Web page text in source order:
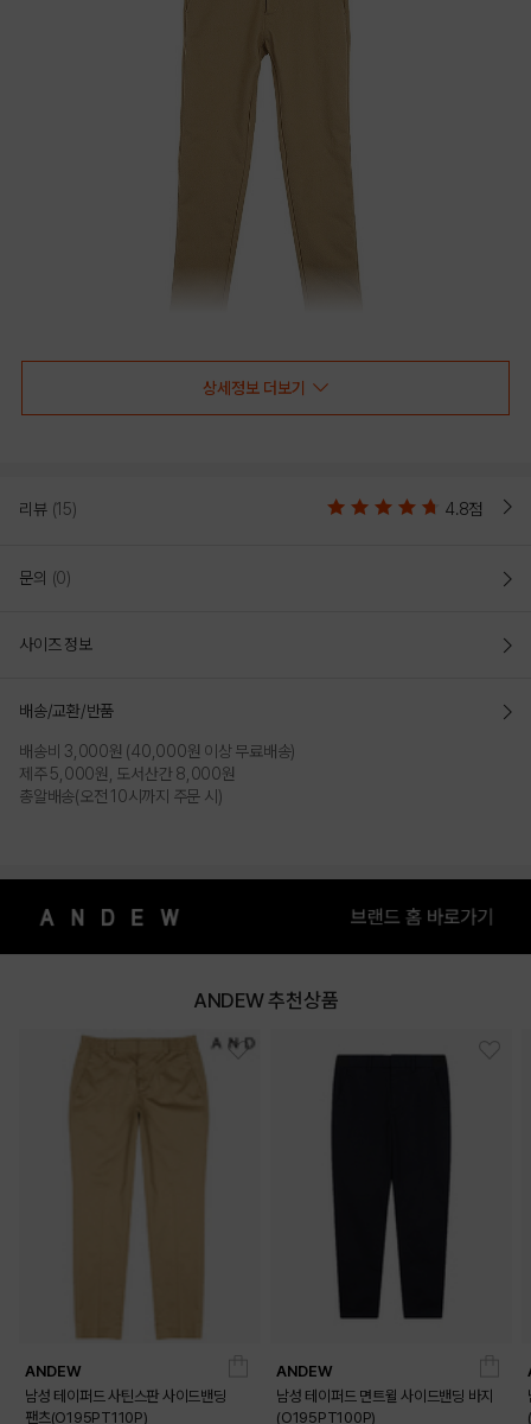
상세정보 더보기
리뷰 (15) 4.8점
문의 (0)
사이즈 정보
배송/교환/반품
배송비 3,000원 (40,000원 이상 무료배송)
제주 5,000원, 도서산간 8,000원
총알배송(오전 10시까지 주문 시)
ANDEW 추천상품
ANDEW
남성 테이퍼드 사틴스판 사이드밴딩
팬츠(O195PT110P)
ANDEW
남성 테이퍼드 면트윌 사이드밴딩 바지
(O195PT100P)